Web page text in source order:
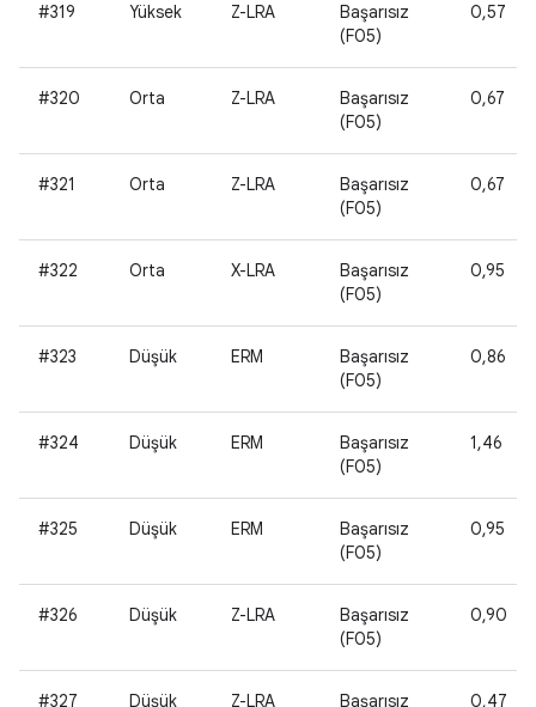
#319 Yüksek Z-LRA
Başarısız
(F05)
0,57
#320 Orta Z-LRA
Başarısız
(F05)
0,67
#321 Orta Z-LRA
Başarısız
(F05)
0,67
#322 Orta X-LRA
Başarısız
(F05)
0,95
#323 Düşük ERM
Başarısız
(F05)
0,86
#324 Düşük ERM
Başarısız
(F05)
1,46
#325 Düşük ERM
Başarısız
(F05)
0,95
#326 Düşük Z-LRA
Başarısız
(F05)
0,90
#327 Düşük Z-LRA Başarısız 0,47